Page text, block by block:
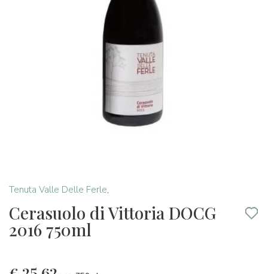
Tenuta Valle Delle Ferle,
Cerasuolo di Vittoria DOCG
2016 750ml